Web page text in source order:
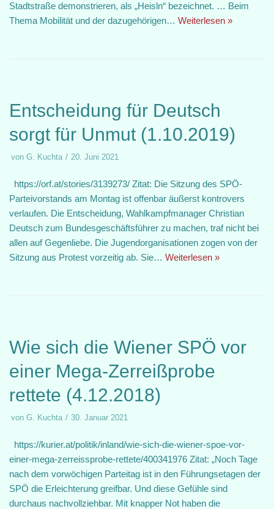
Stadtstraße demonstrieren, als „Heisln“ bezeichnet. … Beim
Thema Mobilität und der dazugehörigen… Weiterlesen »
Entscheidung für Deutsch
sorgt für Unmut (1.10.2019)
von G. Kuchta 20. Juni 2021
https://orf.at/stories/3139273/ Zitat: Die Sitzung des SPÖ-
Parteivorstands am Montag ist offenbar äußerst kontrovers
verlaufen. Die Entscheidung, Wahlkampfmanager Christian
Deutsch zum Bundesgeschäftsführer zu machen, traf nicht bei
allen auf Gegenliebe. Die Jugendorganisationen zogen von der
Sitzung aus Protest vorzeitig ab. Sie… Weiterlesen »
Wie sich die Wiener SPÖ vor
einer Mega-Zerreißprobe
rettete (4.12.2018)
von G. Kuchta 30. Januar 2021
https://kurier.at/politik/inland/wie-sich-die-wiener-spoe-vor-
einer-mega-zerreissprobe-rettete/400341976 Zitat: „Noch Tage
nach dem vorwöchigen Parteitag ist in den Führungsetagen der
SPÖ die Erleichterung greifbar. Und diese Gefühle sind
durchaus nachvollziehbar. Mit knapper Not haben die